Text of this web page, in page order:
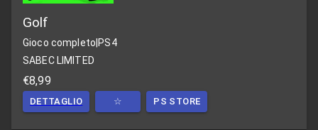
Golf
Gioco completo PS4
SABEC LIMITED
€8,99
DETTAGLIO ☆ PS STORE